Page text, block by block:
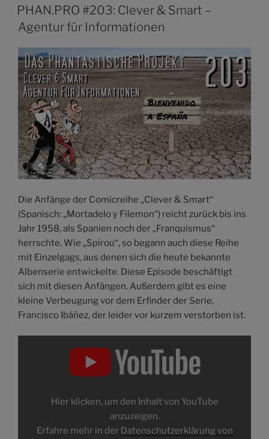
AM
PHAN.PRO #203: Clever & Smart –
Agentur für Informationen
Die Anfänge der Comicreihe „Clever & Smart“
(Spanisch: „Mortadelo y Filemon“) reicht zurück bis ins
Jahr 1958, als Spanien noch der „Franquismus“
herrschte. Wie „Spirou“, so begann auch diese Reihe
mit Einzelgags, aus denen sich die heute bekannte
Albenserie entwickelte. Diese Episode beschäftigt
sich mit diesen Anfängen. Außerdem gibt es eine
kleine Verbeugung vor dem Erfinder der Serie,
Francisco Ibáñez, der leider vor kurzem verstorben ist.
„PHAN.PRO
Informationen“
anzeigen
Hier klicken, um den Inhalt von YouTube
anzuzeigen.
Erfahre mehr in der Datenschutzerklärung von